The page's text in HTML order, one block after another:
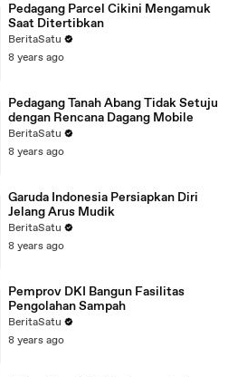
Pedagang Parcel Cikini Mengamuk
Saat Ditertibkan
BeritaSatu
8 years ago
Pedagang Tanah Abang Tidak Setuju
dengan Rencana Dagang Mobile
BeritaSatu
8 years ago
Garuda Indonesia Persiapkan Diri
Jelang Arus Mudik
BeritaSatu
8 years ago
Pemprov DKI Bangun Fasilitas
Pengolahan Sampah
BeritaSatu
8 years ago